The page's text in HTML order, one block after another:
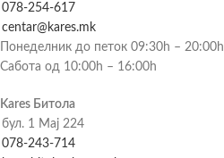
078-254-617
centar@kares.mk
Понеделник до петок 09:30h – 20:00h
Сабота од 10:00h – 16:00h
Kares Битола
бул. 1 Мај 224
078-243-714